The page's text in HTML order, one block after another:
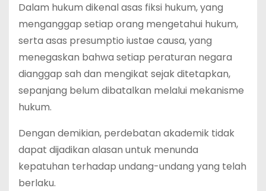
Dalam hukum dikenal asas fiksi hukum, yang
menganggap setiap orang mengetahui hukum,
serta asas presumptio iustae causa, yang
menegaskan bahwa setiap peraturan negara
dianggap sah dan mengikat sejak ditetapkan,
sepanjang belum dibatalkan melalui mekanisme
hukum.
Dengan demikian, perdebatan akademik tidak
dapat dijadikan alasan untuk menunda
kepatuhan terhadap undang-undang yang telah
berlaku.